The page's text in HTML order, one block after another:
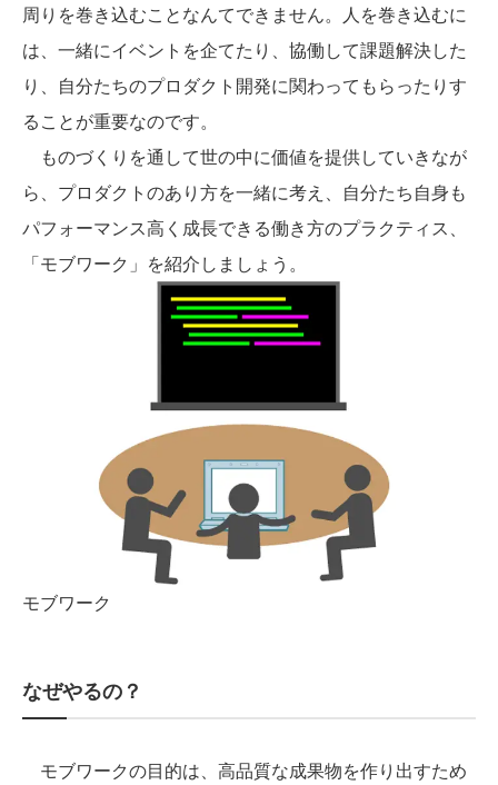
周りを巻き込むことなんてできません。人を巻き込むに
は、一緒にイベントを企てたり、協働して課題解決した
り、自分たちのプロダクト開発に関わってもらったりす
ることが重要なのです。
ものづくりを通して世の中に価値を提供していきなが
ら、プロダクトのあり方を一緒に考え、自分たち自身も
パフォーマンス高く成長できる働き方のプラクティス、
「モブワーク」を紹介しましょう。
モブワーク
なぜやるの？
モブワークの目的は、高品質な成果物を作り出すため